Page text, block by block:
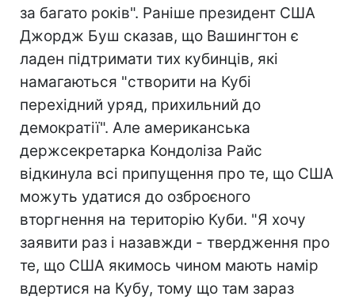
за багато років". Раніше президент США
Джордж Буш сказав, що Вашингтон є
ладен підтримати тих кубинців, які
намагаються "створити на Кубі
перехідний уряд, прихильний до
демократії". Але американська
держсекретарка Кондоліза Райс
відкинула всі припущення про те, що США
можуть удатися до озброєного
вторгнення на територію Куби. "Я хочу
заявити раз і назавжди - твердження про
те, що США якимось чином мають намір
вдертися на Кубу, тому що там зараз